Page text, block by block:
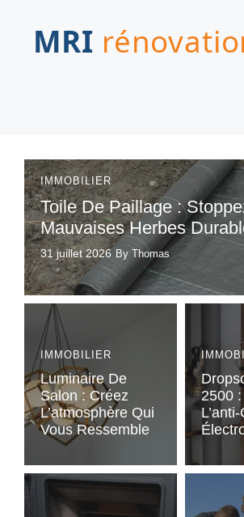
contenu
IMMOBILIER
Toile De Paillage :
Mauvaises Herbes
31 juillet 2026 By Thomas
IMMOBILIER
Luminaire De
Salon : Créez
L’atmosphère Qui
Vous Ressemble
2500